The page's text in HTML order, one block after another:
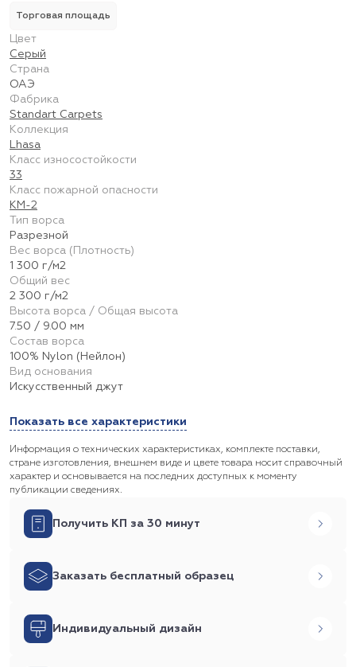
Торговая площадь
Цвет
Серый
Страна
ОАЭ
Фабрика
Standart Carpets
Коллекция
Lhasa
Класс износостойкости
33
Класс пожарной опасности
КМ-2
Тип ворса
Разрезной
Вес ворса (Плотность)
1 300 г/м2
Общий вес
2 300 г/м2
Высота ворса / Общая высота
7.50 / 9.00 мм
Состав ворса
100% Nylon (Нейлон)
Вид основания
Искусственный джут
Показать все характеристики
Информация о технических характеристиках, комплекте поставки,
стране изготовления, внешнем виде и цвете товара носит справочный
характер и основывается на последних доступных к моменту
публикации сведениях.
Получить КП за 30 минут
Заказать бесплатный образец
Индивидуальный дизайн